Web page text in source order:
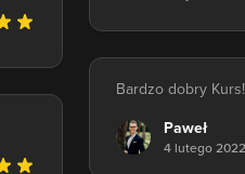
Bardzo dobry
Paweł
4 lutego 2022